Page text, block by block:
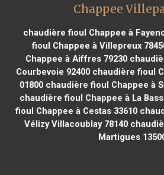
Chappee
chaudière fioul Chappee à
fioul Chappee à Villepreux
Chappee à Aiffres 79230
Courbevoie 92400chaudière fioul
01800chaudière fioul Chappee à
chaudière fioul Chappee à La
fioul Chappee à Cestas 33610
Vélizy Villacoublay 78140
Martigues